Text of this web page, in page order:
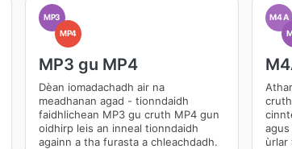
MP3
MP4
MP3 gu MP4
Dèan iomadachadh air na
meadhanan agad - tionndaidh
faidhlichean MP3 gu cruth MP4 gun
oidhirp leis an inneal tionndaidh
againn a tha furasta a chleachdadh.
M4A
ùrlar